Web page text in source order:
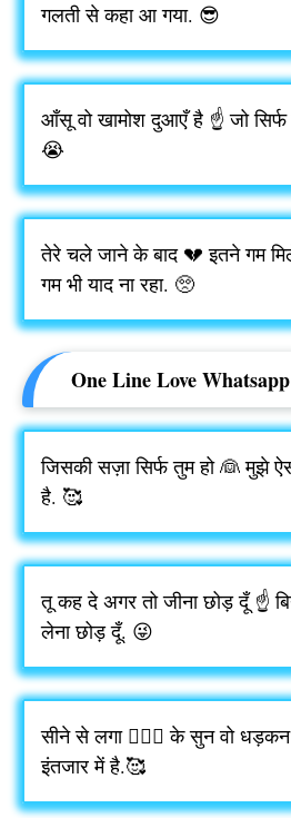
गलती से कहा आ गया. 😎
आँसू वो खामोश दुआएँ है ☝️ जो सिर्फ
😭
तेरे चले जाने के बाद 💔 इतने गम
गम भी याद ना रहा. 🥺
One Line Love
जिसकी सज़ा सिर्फ तुम हो 👰 मुझे
है. 🥰
तू कह दे अगर तो जीना छोड़ दूँ ☝️
लेना छोड़ दूँ. 😜
सीने से लगा 👩‍❤️‍👨 के सुन वो
इंतजार में है.🥰